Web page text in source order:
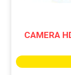
CAMERA